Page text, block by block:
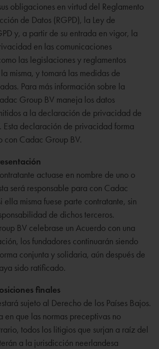
obligaciones en virtud del Reglamento
de Datos (RGPD), la Ley de
y, a partir de su entrada en vigor, la
en las comunicaciones
las legislaciones y reglamentos
misma, y tomará las medidas de
Para más información sobre la
Group BV maneja los datos
a la declaración de privacidad de
Esta declaración de privacidad forma
con Cadac Group BV.
actuase en nombre de uno o
será responsable para con Cadac
ella misma fuese parte contratante, sin
de dichos terceros.
BV celebrase un Acuerdo con una
los fundadores continuarán siendo
conjunta y solidaria, aún después de
sido ratificado.
finales
sujeto al Derecho de los Países Bajos.
en que las normas preceptivas no
todos los litigios que surjan a raíz del
a la jurisdicción neerlandesa